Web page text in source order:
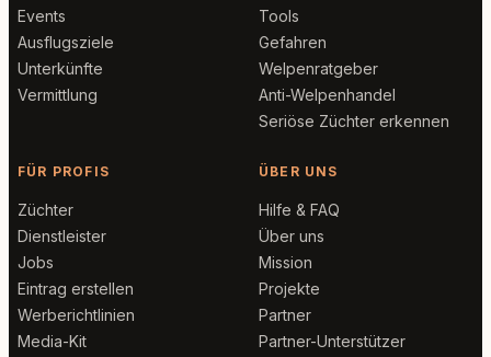
Events
Ausflugsziele
Unterkünfte
Vermittlung
Tools
Gefahren
Welpenratgeber
Anti-Welpenhandel
Seriöse Züchter erkennen
FÜR PROFIS
Züchter
Dienstleister
Jobs
Eintrag erstellen
Werberichtlinien
Media-Kit
ÜBER UNS
Hilfe & FAQ
Über uns
Mission
Projekte
Partner
Partner-Unterstützer